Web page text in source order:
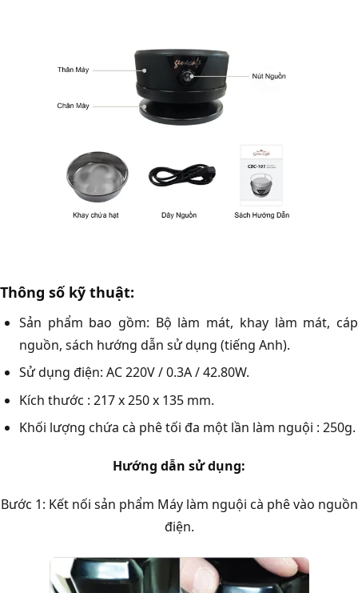
Thông số kỹ thuật:
Sản phẩm bao gồm: Bộ làm mát, khay làm mát, cáp
nguồn, sách hướng dẫn sử dụng (tiếng Anh).
Sử dụng điện: AC 220V / 0.3A / 42.80W.
Kích thước : 217 x 250 x 135 mm.
Khối lượng chứa cà phê tối đa một lần làm nguội : 250g.
Hướng dẫn sử dụng:
Bước 1: Kết nối sản phẩm Máy làm nguội cà phê vào nguồn
điện.